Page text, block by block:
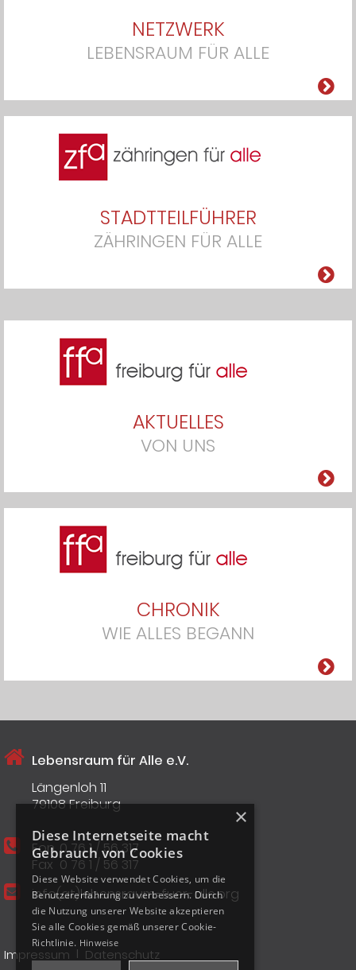
NETZWERK
LEBENSRAUM FÜR ALLE
STADTTEILFÜHRER
ZÄHRINGEN FÜR ALLE
AKTUELLES
VON UNS
CHRONIK
WIE ALLES BEGANN
Lebensraum für Alle e.V.
Längenloh 11
79108 Freiburg
Fon 0 76 1 / 56 317
Fax 0 76 1 / 56 317
info(at)lebensraum-fuer-alle.org
Impressum I Datenschutz
×
Diese Internetseite macht
Gebrauch von Cookies
Diese Website verwendet Cookies, um die
Benutzererfahrung zu verbessern. Durch
die Nutzung unserer Website akzeptieren
Sie alle Cookies gemäß unserer Cookie-
Richtlinie. Hinweise